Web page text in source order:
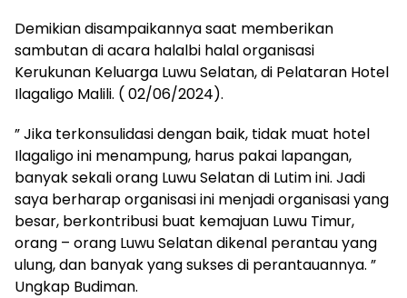
Demikian disampaikannya saat memberikan
sambutan di acara halalbi halal organisasi
Kerukunan Keluarga Luwu Selatan, di Pelataran Hotel
Ilagaligo Malili. ( 02/06/2024).
” Jika terkonsulidasi dengan baik, tidak muat hotel
Ilagaligo ini menampung, harus pakai lapangan,
banyak sekali orang Luwu Selatan di Lutim ini. Jadi
saya berharap organisasi ini menjadi organisasi yang
besar, berkontribusi buat kemajuan Luwu Timur,
orang – orang Luwu Selatan dikenal perantau yang
ulung, dan banyak yang sukses di perantauannya. ”
Ungkap Budiman.